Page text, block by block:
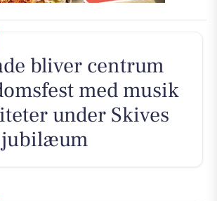
bliver centrum
med musik
under Skives
jubilæum